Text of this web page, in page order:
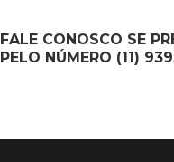
FALE CONOSCO SE
PELO NÚMERO (11)